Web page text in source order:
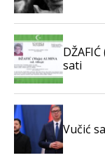
sati
Vučić